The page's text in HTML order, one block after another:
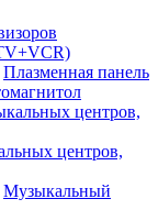
Плазменная панель
центров,
Музыкальный